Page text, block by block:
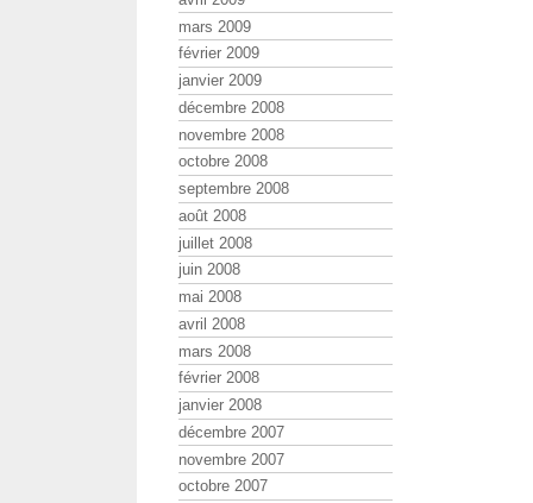
mars 2009
février 2009
janvier 2009
décembre 2008
novembre 2008
octobre 2008
septembre 2008
août 2008
juillet 2008
juin 2008
mai 2008
avril 2008
mars 2008
février 2008
janvier 2008
décembre 2007
novembre 2007
octobre 2007